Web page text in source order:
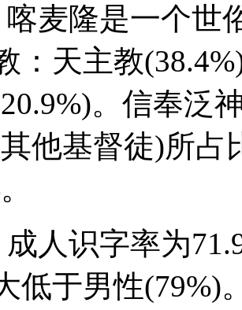
喀麦隆是一个世
：天主教
。信奉泛
他基督徒)所占
成人识字率为
低于男性(79%)